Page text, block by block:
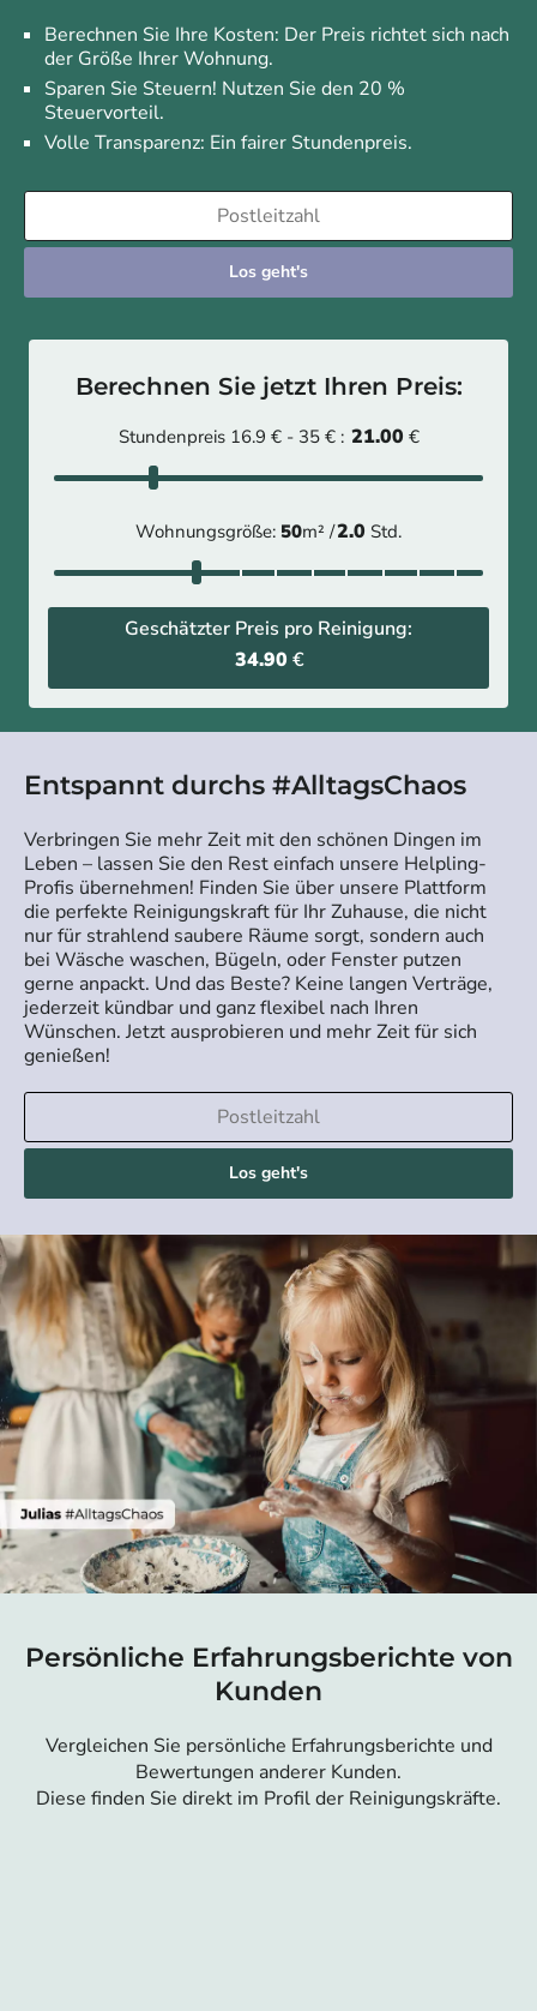
Berechnen Sie Ihre Kosten: Der Preis richtet sich nach
der Größe Ihrer Wohnung.
Sparen Sie Steuern! Nutzen Sie den 20 %
Steuervorteil.
Volle Transparenz: Ein fairer Stundenpreis.
Los geht's
Berechnen Sie jetzt Ihren Preis:
Stundenpreis 16.9 € - 35 € : 21.00 €
Wohnungsgröße: 50m² /2.0 Std.
Geschätzter Preis pro Reinigung:
34.90 €
Entspannt durchs #AlltagsChaos
Verbringen Sie mehr Zeit mit den schönen Dingen im
Leben – lassen Sie den Rest einfach unsere Helpling-
Profis übernehmen! Finden Sie über unsere Plattform
die perfekte Reinigungskraft für Ihr Zuhause, die nicht
nur für strahlend saubere Räume sorgt, sondern auch
bei Wäsche waschen, Bügeln, oder Fenster putzen
gerne anpackt. Und das Beste? Keine langen Verträge,
jederzeit kündbar und ganz flexibel nach Ihren
Wünschen. Jetzt ausprobieren und mehr Zeit für sich
genießen!
Los geht's
Persönliche Erfahrungsberichte von
Kunden
Vergleichen Sie persönliche Erfahrungsberichte und
Bewertungen anderer Kunden.
Diese finden Sie direkt im Profil der Reinigungskräfte.